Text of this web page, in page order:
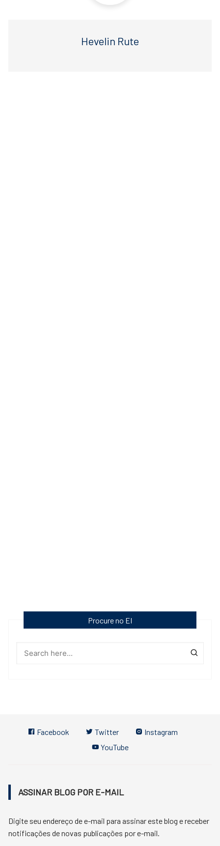
Hevelin Rute
Procure no EI
Facebook Twitter
Instagram
YouTube
ASSINAR BLOG POR E-MAIL
Digite seu endereço de e-mail para assinar este blog e receber
notificações de novas publicações por e-mail.